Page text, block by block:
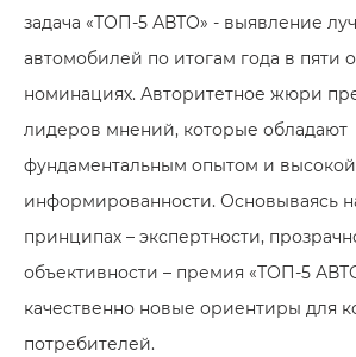
задача «ТОП-5 АВТО» - выявление
автомобилей по итогам года в пяти
номинациях. Авторитетное жюри
лидеров мнений, которые обладают
фундаментальным опытом и
информированности. Основываясь
принципах – экспертности,
объективности – премия «ТОП-5
качественно новые ориентиры для
потребителей.